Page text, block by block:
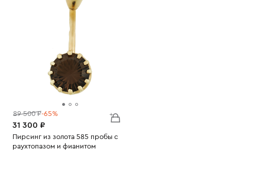
89 500 ₽-65%
31 300 ₽
Пирсинг из золота 585 пробы с
раухтопазом и фианитом